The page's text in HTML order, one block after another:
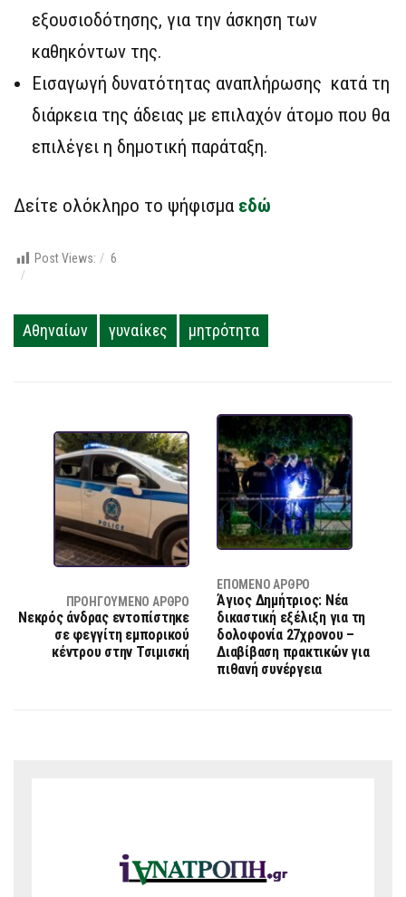
εξουσιοδότησης, για την άσκηση των
καθηκόντων της.
Εισαγωγή δυνατότητας αναπλήρωσης κατά τη
διάρκεια της άδειας με επιλαχόν άτομο που θα
επιλέγει η δημοτική παράταξη.
Δείτε ολόκληρο το ψήφισμα εδώ
Post Views: 6
Αθηναίων γυναίκες μητρότητα
ΠΡΟΗΓΟΎΜΕΝΟ ΆΡΘΡΟ
Νεκρός άνδρας εντοπίστηκε
σε φεγγίτη εμπορικού
κέντρου στην Τσιμισκή
ΕΠΌΜΕΝΟ ΆΡΘΡΟ
Άγιος Δημήτριος: Νέα
δικαστική εξέλιξη για τη
δολοφονία 27χρονου –
Διαβίβαση πρακτικών για
πιθανή συνέργεια